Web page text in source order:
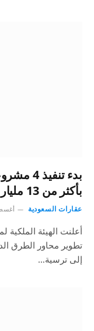
بدء
بأكثر من 13 مليار ريال
عقارات السعودية أغسطس
أعلنت الهيئة الملكية
تطوير محاور الطرق
إلى ترسية…